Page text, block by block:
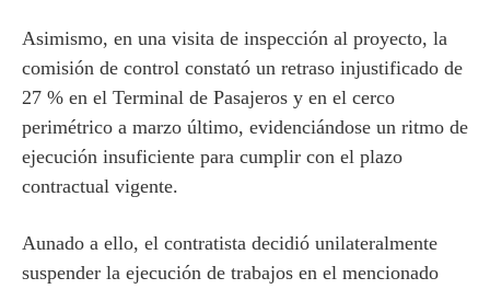
Asimismo, en una visita de inspección al proyecto, la
comisión de control constató un retraso injustificado de
27 % en el Terminal de Pasajeros y en el cerco
perimétrico a marzo último, evidenciándose un ritmo de
ejecución insuficiente para cumplir con el plazo
contractual vigente.
Aunado a ello, el contratista decidió unilateralmente
suspender la ejecución de trabajos en el mencionado